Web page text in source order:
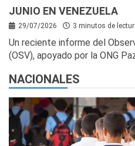
JUNIO EN VENEZUELA
29/07/2026 3 minutos de
Un reciente informe del
(OSV), apoyado por la ONG
NACIONALES